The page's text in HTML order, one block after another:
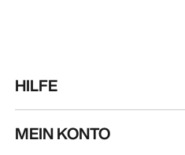
HILFE
MEIN KONTO